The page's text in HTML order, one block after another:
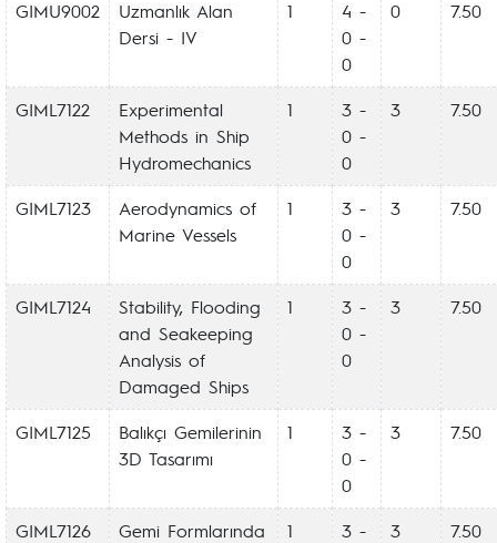
GIMU9002
Uzmanlık Alan
Dersi - IV
1
4 -
0 -
0
0 7.50
GIML7122
Experimental
Methods in Ship
Hydromechanics
1
3 -
0 -
0
3 7.50
GIML7123
Aerodynamics of
Marine Vessels
1
3 -
0 -
0
3 7.50
GIML7124
Stability, Flooding
and Seakeeping
Analysis of
Damaged Ships
1
3 -
0 -
0
3 7.50
GIML7125
Balıkçı Gemilerinin
3D Tasarımı
1
3 -
0 -
0
3 7.50
GIML7126
Gemi Formlarında
1
3 -
3 7.50